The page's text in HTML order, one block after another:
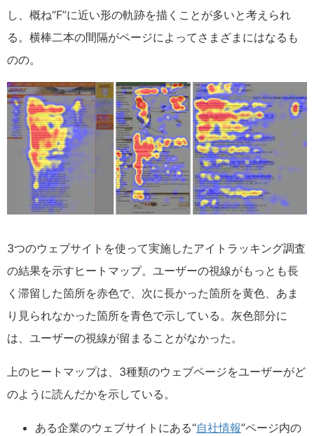
し、概ね“F”に近い形の軌跡を描くことが多いと考えられ
る。横棒二本の間隔がページによってさまざまにはなるも
のの。
3つのウェブサイトを使って実施したアイトラッキング調査
の結果を示すヒートマップ。ユーザーの視線がもっとも長
く滞留した箇所を赤色で、次に長かった箇所を黄色、あま
り見られなかった箇所を青色で示している。灰色部分に
は、ユーザーの視線が留まることがなかった。
上のヒートマップは、3種類のウェブページをユーザーがど
のように読んだかを示している。
ある企業のウェブサイトにある“自社情報”ページ内の